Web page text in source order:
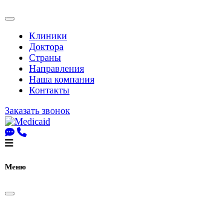
Клиники
Доктора
Страны
Направления
Наша компания
Контакты
Заказать звонок
Меню